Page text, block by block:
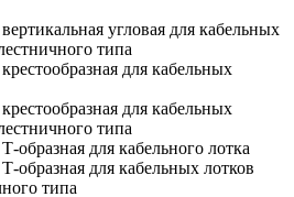
угловая для кабельных
типа
для кабельных
для кабельных
типа
образная для кабельного лотка
образная для кабельных лотков
типа